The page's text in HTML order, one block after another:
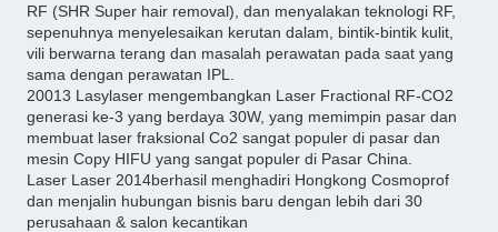
RF (SHR Super hair removal), dan menyalakan teknologi RF,
sepenuhnya menyelesaikan kerutan dalam, bintik-bintik kulit,
vili berwarna terang dan masalah perawatan pada saat yang
sama dengan perawatan IPL.
20013 Lasylaser mengembangkan Laser Fractional RF-CO2
generasi ke-3 yang berdaya 30W, yang memimpin pasar dan
membuat laser fraksional Co2 sangat populer di pasar dan
mesin Copy HIFU yang sangat populer di Pasar China.
Laser Laser 2014berhasil menghadiri Hongkong Cosmoprof
dan menjalin hubungan bisnis baru dengan lebih dari 30
perusahaan & salon kecantikan